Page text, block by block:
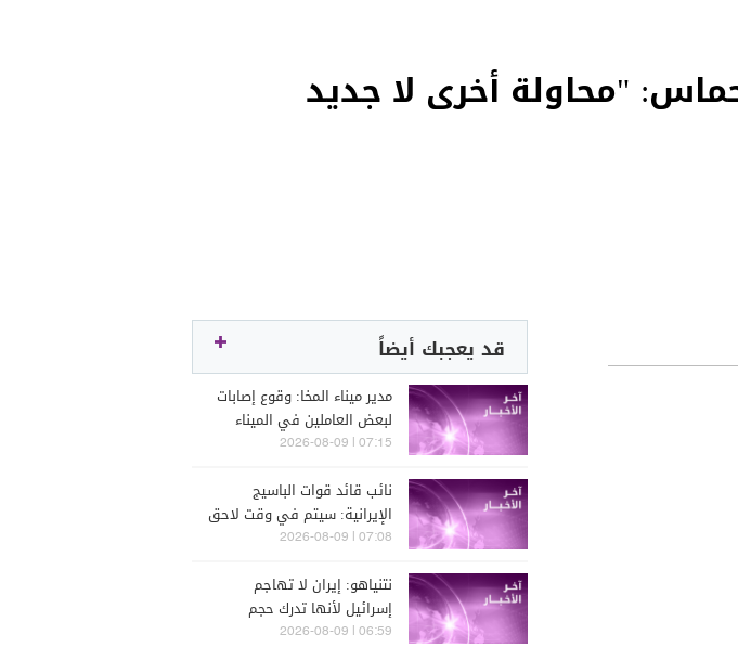
"محاولة أخرى لا جديد
قد يعجبك أيضاً
مدير ميناء المخا: وقوع إصابات
لبعض العاملين في الميناء
جراء القصف الحوثي
07:15 | 2026-08-09
نائب قائد قوات الباسيج
الإيرانية: سيتم في وقت لاحق
نشر لقطات لمجتبى خامنئي
اجتماعات مع القادة
07:08 | 2026-08-09
نتنياهو: إيران لا تهاجم
إسرائيل لأنها تدرك حجم
الضربة القوية التي سنوجهها
06:59 | 2026-08-09